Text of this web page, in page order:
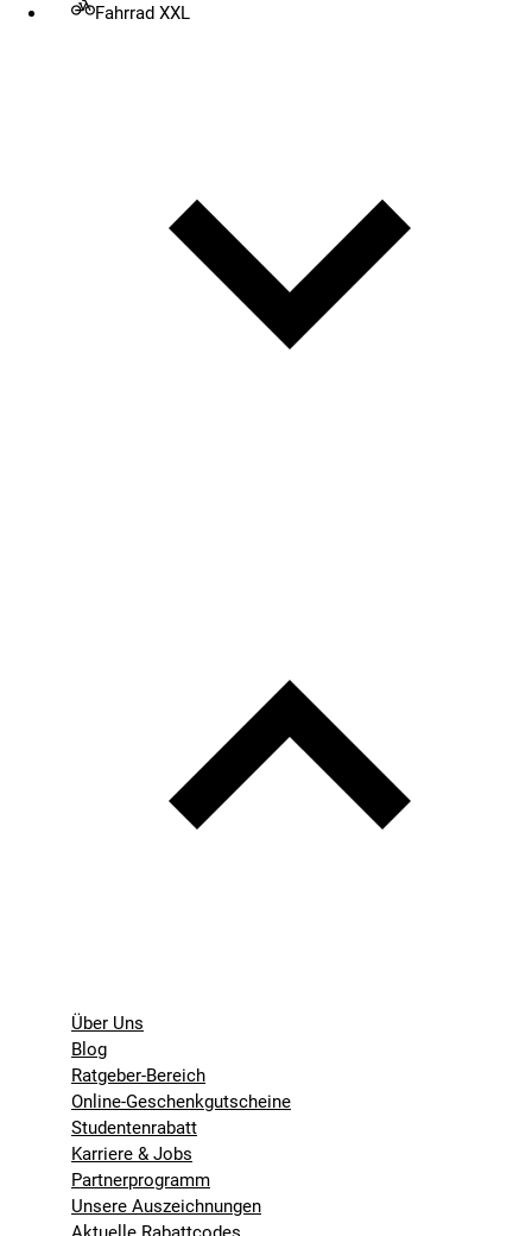
Fahrrad XXL
Über Uns
Blog
Ratgeber-Bereich
Online-Geschenkgutscheine
Studentenrabatt
Karriere & Jobs
Partnerprogramm
Unsere Auszeichnungen